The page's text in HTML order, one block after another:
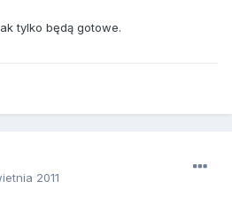
tylko będą gotowe.
2011